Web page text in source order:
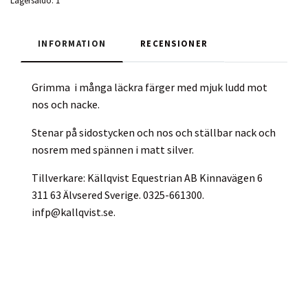
INFORMATION RECENSIONER
Grimma i många läckra färger med mjuk ludd mot
nos och nacke.
Stenar på sidostycken och nos och ställbar nack och
nosrem med spännen i matt silver.
Tillverkare: Källqvist Equestrian AB Kinnavägen 6
311 63 Älvsered Sverige. 0325-661300.
infp@kallqvist.se.